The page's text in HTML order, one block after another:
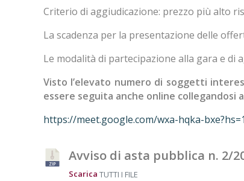
Criterio di aggiudicazione: prezzo più alto
La scadenza per la presentazione delle
Le modalità di partecipazione alla gara e di
Visto l’elevato numero di soggetti
essere seguita anche online collegandosi
https://meet.google.com/wxa-hqka-
Avviso di asta pubblica n. 2/
Scarica TUTTI I FILE